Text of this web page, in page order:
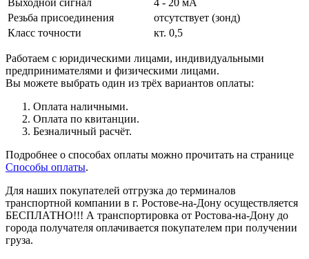
Резьба присоединения
отсутствует (зонд)
Класс точности
кт. 0,5
Работаем с юридическими лицами, индивидуальными
предпринимателями и физическими лицами.
Вы можете выбрать один из трёх вариантов оплаты:
Оплата наличными.
Оплата по квитанции.
Безналичный расчёт.
Подробнее о способах оплаты можно прочитать на странице
Способы оплаты.
Для наших покупателей отгрузка до терминалов
транспортной компании в г. Ростове-на-Дону осуществляется
БЕСПЛАТНО!!! А транспортировка от Ростова-на-Дону до
города получателя оплачивается покупателем при получении
груза.